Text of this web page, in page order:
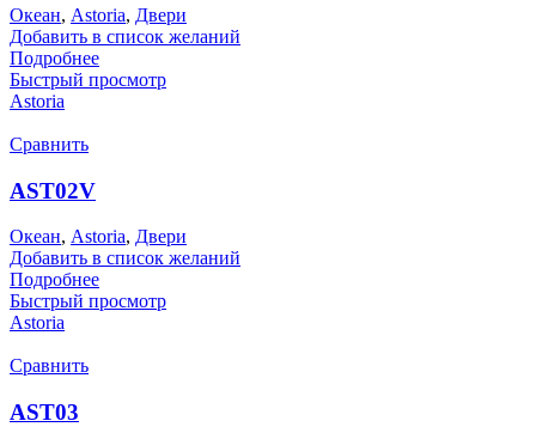
Океан, Astoria, Двери
Добавить в список желаний
Подробнее
Быстрый просмотр
Astoria
Сравнить
AST02V
Океан, Astoria, Двери
Добавить в список желаний
Подробнее
Быстрый просмотр
Astoria
Сравнить
AST03